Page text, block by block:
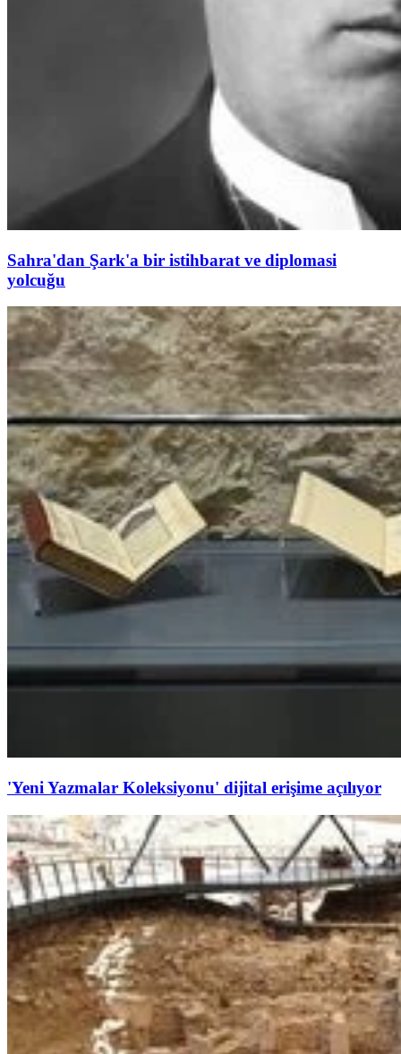
Sahra'dan Şark'a bir istihbarat ve diplomasi
yolcuğu
'Yeni Yazmalar Koleksiyonu' dijital erişime açılıyor